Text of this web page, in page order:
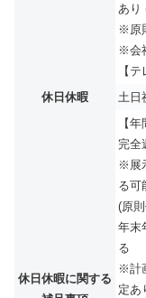
あり
※原
※会
【
休日休暇
土日
休日休暇に関する
【
完全
※展
る可
(原
年末
る
※計
定あ